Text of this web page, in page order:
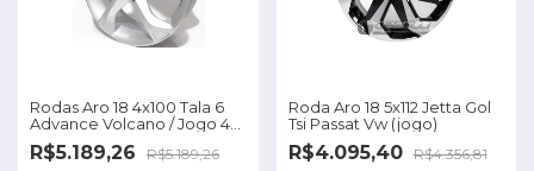
Rodas Aro 18 4x100 Tala 6
Advance Volcano / Jogo 4
Rodas
R$5.189,26 R$5.189,26
Roda Aro 18 5x112 Jetta Gol
Tsi Passat Vw (jogo)
R$4.095,40 R$4.356,81